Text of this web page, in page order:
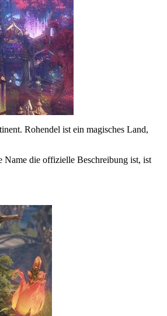
Rohendel ist ein magisches Land,
Name die offizielle Beschreibung ist, ist